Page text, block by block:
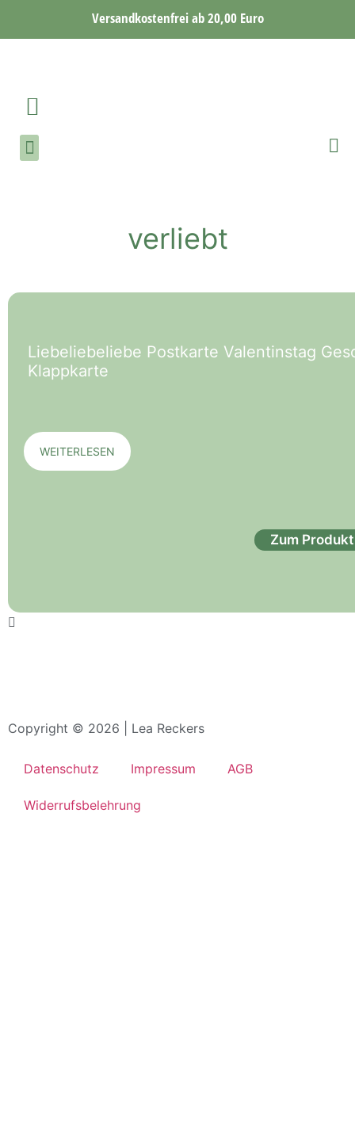
Versandkostenfrei ab 20,00 Euro
verliebt
Liebeliebeliebe Postkarte Valentinstag
Klappkarte
WEITERLESEN
Zum Produkt
Copyright © 2026 | Lea Reckers
Datenschutz Impressum AGB
Widerrufsbelehrung